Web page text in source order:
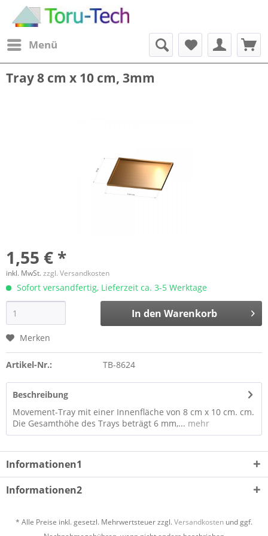
Menü
Tray 8 cm x 10 cm, 3mm
1,55 € *
inkl. MwSt.zzgl. Versandkosten
Sofort versandfertig, Lieferzeit ca. 3-5 Werktage
In den Warenkorb
Merken
Artikel-Nr.: TB-8624
Beschreibung
Movement-Tray mit einer Innenfläche von 8 cm x 10 cm. cm.
Die Gesamthöhe des Trays beträgt 6 mm,... mehr
Informationen1
Informationen2
* Alle Preise inkl. gesetzl. Mehrwertsteuer zzgl.Versandkosten und ggf.